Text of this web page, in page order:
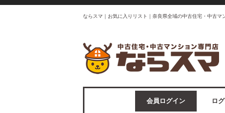
ならスマ｜お気に入りリスト｜奈良県全域の中古住宅・中古マ
会員ログイン ロ